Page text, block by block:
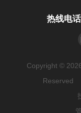
热线电话
Copyright ©
Reserved